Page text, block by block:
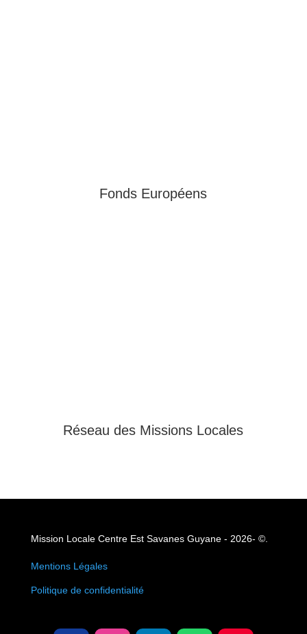
Fonds Européens
Réseau des Missions Locales
Mission Locale Centre Est Savanes Guyane - 2026- ©.
Mentions Légales
Politique de confidentialité